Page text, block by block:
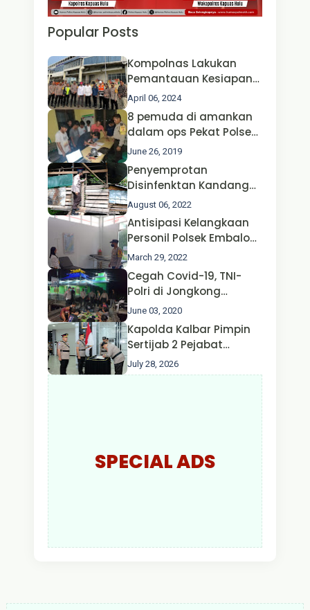
Popular Posts
Kompolnas Lakukan
Pemantauan Kesiapan
Operasi Ketupat 2024 di
Polda Jatim Bersama
Kapolri dan Menteri
Perhubungan
April 06, 2024
8 pemuda di amankan
dalam ops Pekat Polsek
Jongkong
June 26, 2019
Penyemprotan
Disinfenktan Kandang
Ternak Kambing warga
Oleh Satgas Ops Aman
Nusa II Polda Kalbar*
August 06, 2022
Antisipasi Kelangkaan
Personil Polsek Embaloh
Hulu Gencar Lakukan
Pengecekan Oksigen
March 29, 2022
Cegah Covid-19, TNI-
Polri di Jongkong
Himbau Masyarakat
Jangan Kumpul Hinga
Larut Malam.
June 03, 2020
Kapolda Kalbar Pimpin
Sertijab 2 Pejabat
Utama dan 7 Kapolres,
AKBP Wisnu Perdana
July 28, 2026
SPECIAL ADS